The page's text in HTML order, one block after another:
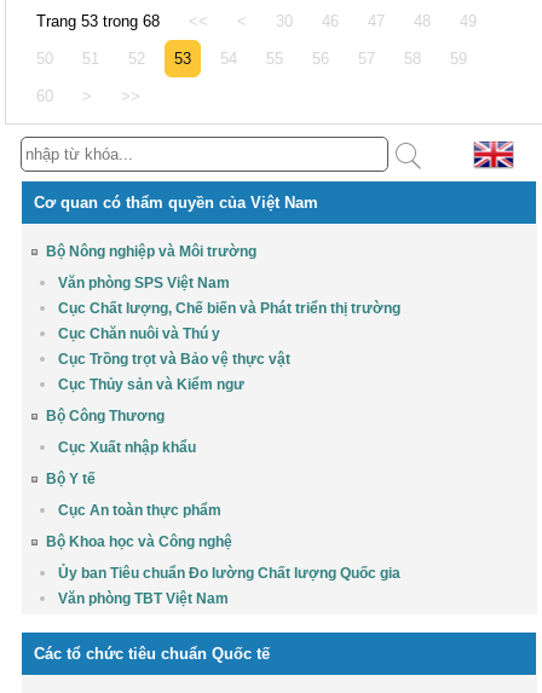
Trang 53 trong 68 << < 30 46 47 48 49
50 51 52 53 54 55 56 57 58 59
60 > >>
Cơ quan có thẩm quyền của Việt Nam
Bộ Nông nghiệp và Môi trường
Văn phòng SPS Việt Nam
Cục Chất lượng, Chế biến và Phát triển thị trường
Cục Chăn nuôi và Thú y
Cục Trồng trọt và Bảo vệ thực vật
Cục Thủy sản và Kiểm ngư
Bộ Công Thương
Cục Xuất nhập khẩu
Bộ Y tế
Cục An toàn thực phẩm
Bộ Khoa học và Công nghệ
Ủy ban Tiêu chuẩn Đo lường Chất lượng Quốc gia
Văn phòng TBT Việt Nam
Các tổ chức tiêu chuẩn Quốc tế